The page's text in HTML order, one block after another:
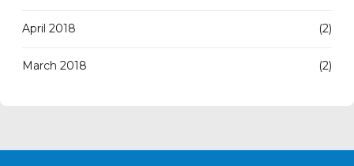
April 2018 (2)
March 2018 (2)